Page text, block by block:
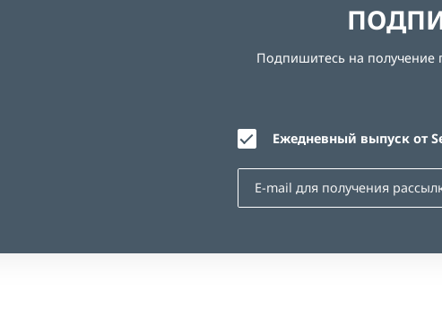
Подпишитесь на получение
Ежедневный выпуск от